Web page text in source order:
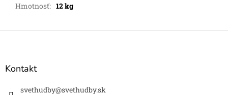
Hmotnosť: 12 kg
Z
Kontakt
svethudby@svethudby.sk